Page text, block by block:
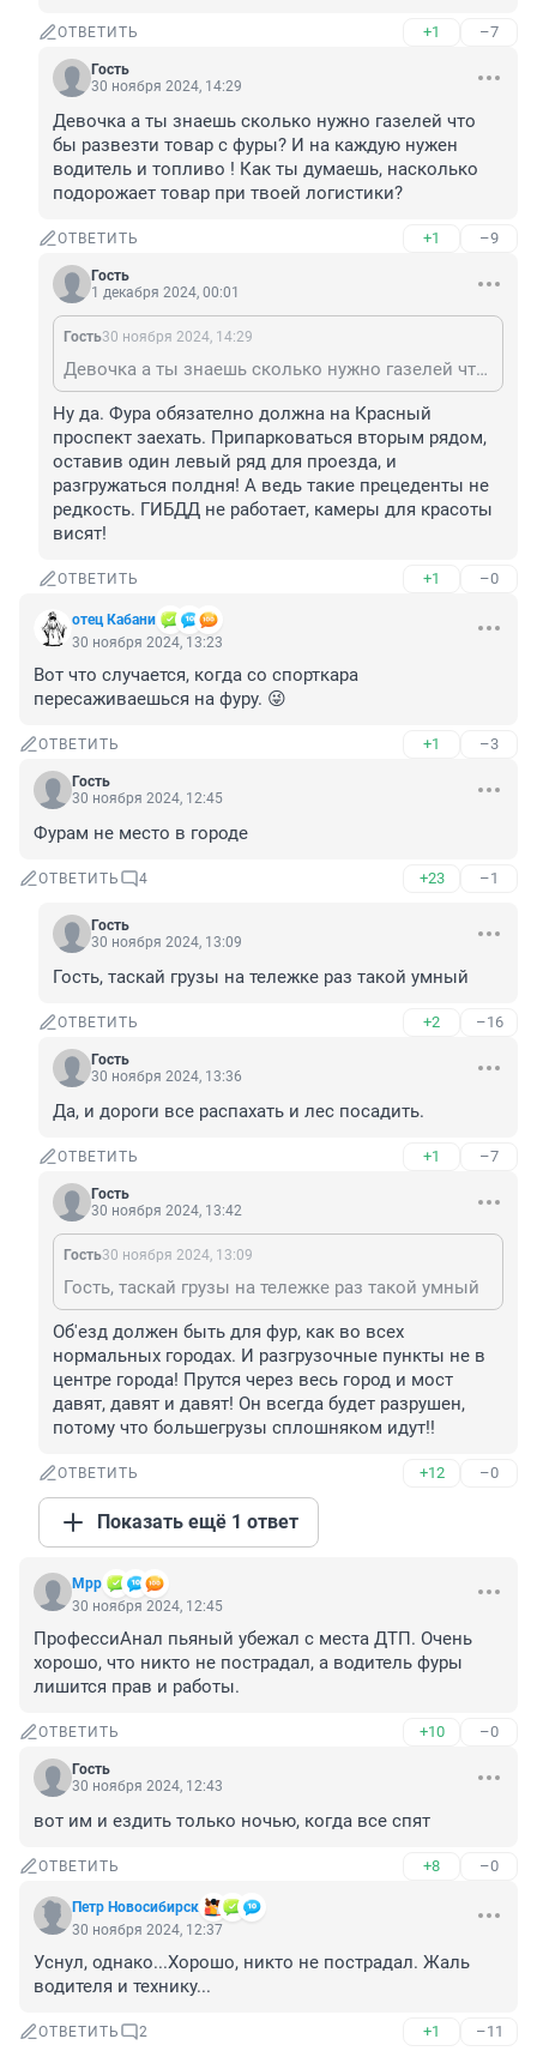
ОТВЕТИТЬ +1 –7
Гость
30 ноября 2024, 14:29
Девочка а ты знаешь сколько нужно газелей что
бы развезти товар с фуры? И на каждую нужен
водитель и топливо ! Как ты думаешь, насколько
подорожает товар при твоей логистики?
ОТВЕТИТЬ +1 –9
Гость
1 декабря 2024, 00:01
Гость30 ноября 2024, 14:29
Девочка а ты знаешь сколько нужно газелей что бы развезти товар с фуры? И на каждую нужен водитель и топливо ! Как ты думаешь, насколько подорожает товар при твоей логистики?
Ну да. Фура обязателно должна на Красный
проспект заехать. Припарковаться вторым рядом,
оставив один левый ряд для проезда, и
разгружаться полдня! А ведь такие прецеденты не
редкость. ГИБДД не работает, камеры для красоты
висят!
ОТВЕТИТЬ +1 –0
отец Кабани
30 ноября 2024, 13:23
Вот что случается, когда со спорткара
пересаживаешься на фуру. 😜
ОТВЕТИТЬ +1 –3
Гость
30 ноября 2024, 12:45
Фурам не место в городе
ОТВЕТИТЬ 4 +23 –1
Гость
30 ноября 2024, 13:09
Гость, таскай грузы на тележке раз такой умный
ОТВЕТИТЬ +2 –16
Гость
30 ноября 2024, 13:36
Да, и дороги все распахать и лес посадить.
ОТВЕТИТЬ +1 –7
Гость
30 ноября 2024, 13:42
Гость30 ноября 2024, 13:09
Гость, таскай грузы на тележке раз такой умный
Об'езд должен быть для фур, как во всех
нормальных городах. И разгрузочные пункты не в
центре города! Прутся через весь город и мост
давят, давят и давят! Он всегда будет разрушен,
потому что большегрузы сплошняком идут!!
ОТВЕТИТЬ +12 –0
Показать ещё 1 ответ
Мрр
30 ноября 2024, 12:45
ПрофессиАнал пьяный убежал с места ДТП. Очень
хорошо, что никто не пострадал, а водитель фуры
лишится прав и работы.
ОТВЕТИТЬ +10 –0
Гость
30 ноября 2024, 12:43
вот им и ездить только ночью, когда все спят
ОТВЕТИТЬ +8 –0
Петр Новосибирск
30 ноября 2024, 12:37
Уснул, однако...Хорошо, никто не пострадал. Жаль
водителя и технику...
ОТВЕТИТЬ 2 +1 –11